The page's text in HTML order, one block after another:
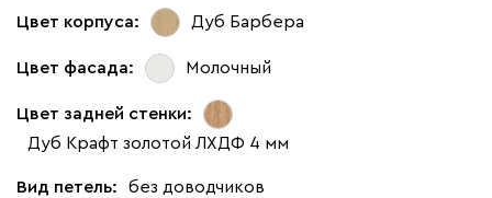
Цвет корпуса: Дуб Барбера
Цвет фасада: Молочный
Цвет задней стенки:
Дуб Крафт золотой ЛХДФ 4 мм
Вид петель: без доводчиков